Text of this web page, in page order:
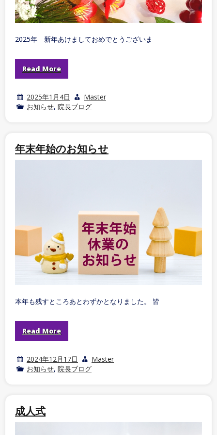
2025年 新年あけましておめでとうございま
Read More
2025年1月4日
Master
お知らせ, 院長ブログ
年末年始のお知らせ
本年も残すところあとわずかとなりました。 皆
Read More
2024年12月17日
Master
お知らせ, 院長ブログ
成人式